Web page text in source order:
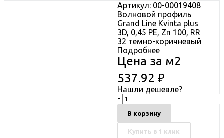
Артикул: 00-00019408
Волновой профиль
Grand Line Kvinta plus
3D, 0,45 PE, Zn 100, RR
32 темно-коричневый
Подробнее
Цена за м2
537.92 ₽
Нашли дешевле?
-
В корзину
Купить в 1 клик